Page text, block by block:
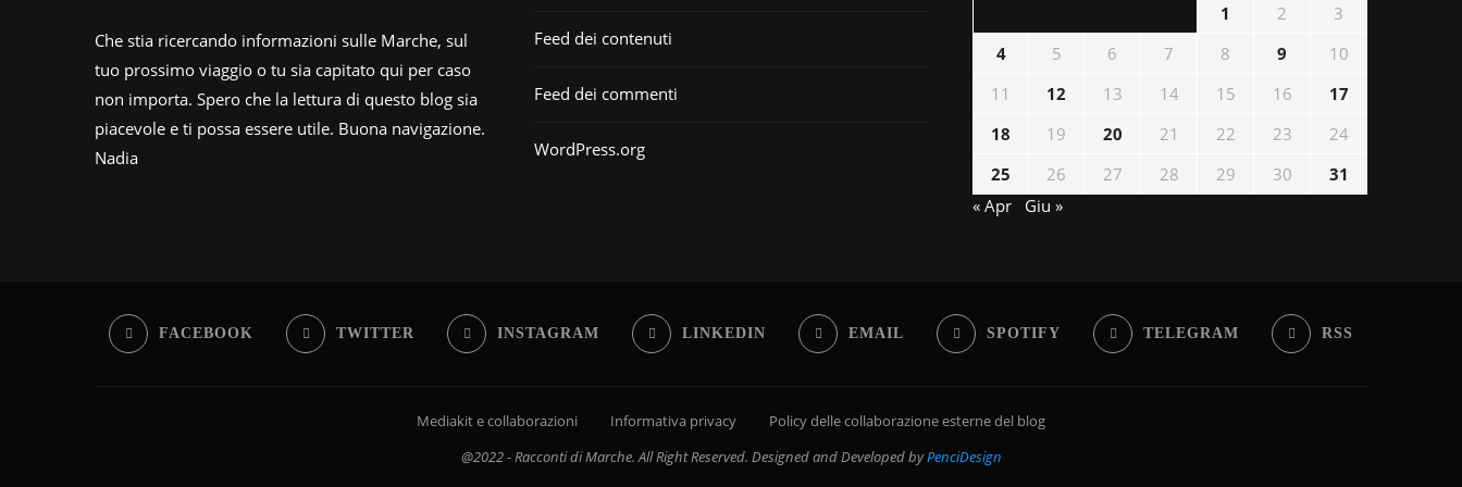
Che stia ricercando informazioni sulle Marche, sul
tuo prossimo viaggio o tu sia capitato qui per caso
non importa. Spero che la lettura di questo blog sia
piacevole e ti possa essere utile. Buona navigazione.
Nadia
Feed dei contenuti
Feed dei commenti
WordPress.org
1 2
3
4
5 6 7 8 9
10
11
12 13 14 15 16
17
18
19 20 21 22 23
24
25
26 27 28 29 30
31
« Apr
Giu »
FACEBOOK TWITTER INSTAGRAM LINKEDIN EMAIL SPOTIFY TELEGRAM RSS
Mediakit e collaborazioni Informativa privacy
Policy delle collaborazione esterne del blog
@2022 - Racconti di Marche. All Right Reserved. Designed and Developed byPenciDesign